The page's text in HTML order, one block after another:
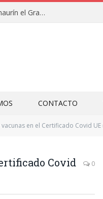
Campamentos de educación y deportes de julio en Alhaurín el Grande y Villa del Guadalhorce
CONTACTO
en el Certificado Covid
Covid
0